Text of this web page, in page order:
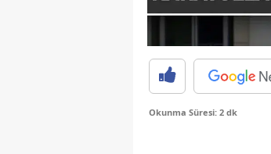
Okunma Süresi: 2 dk